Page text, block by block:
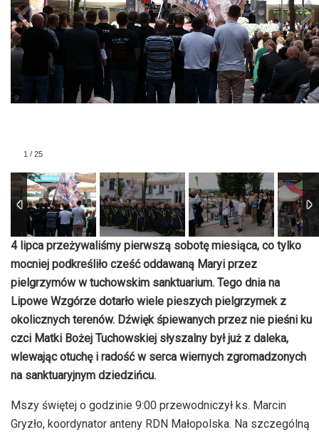
1 / 25
4 lipca przeżywaliśmy pierwszą sobotę miesiąca, co tylko
mocniej podkreśliło cześć oddawaną Maryi przez
pielgrzymów w tuchowskim sanktuarium. Tego dnia na
Lipowe Wzgórze dotarło wiele pieszych pielgrzymek z
okolicznych terenów. Dźwięk śpiewanych przez nie pieśni ku
czci Matki Bożej Tuchowskiej słyszalny był już z daleka,
wlewając otuchę i radość w serca wiernych zgromadzonych
na sanktuaryjnym dziedzińcu.
Mszy świętej o godzinie 9:00 przewodniczył ks. Marcin
Gryzło, koordynator anteny RDN Małopolska. Na szczególną